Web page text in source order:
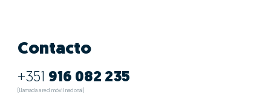
Contacto
+351 916 082 235
(Llamada a red móvil nacional)